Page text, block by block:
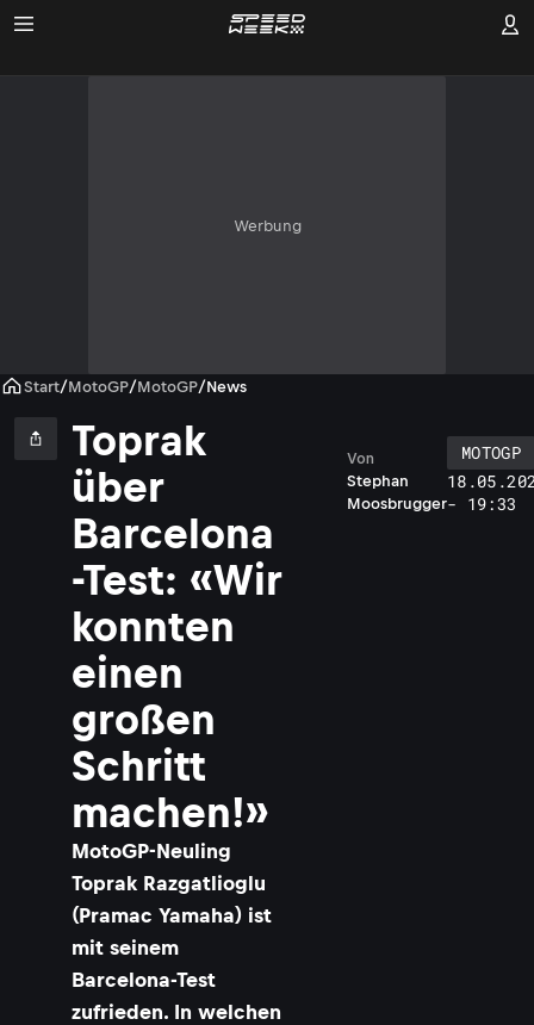
Werbung
Start/MotoGP/MotoGP/News
Toprak
über
Barcelona
-Test: «Wir
konnten
einen
großen
Schritt
machen!»
MotoGP-Neuling
Toprak Razgatlioglu
(Pramac Yamaha) ist
mit seinem
Barcelona-Test
zufrieden. In welchen
Stephan
Moosbrugger
Von
MOTOGP
- 19:33